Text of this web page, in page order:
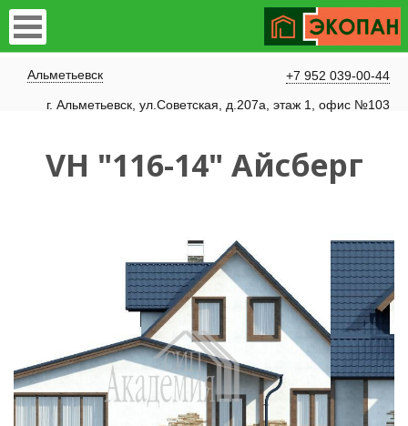
Альметьевск
+7 952 039-00-44
г. Альметьевск, ул.Советская, д.207а, этаж 1, офис №103
VH "116-14" Айсберг